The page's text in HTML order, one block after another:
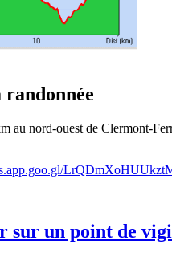
randonnée
au nord-ouest de Clermont-
sur un point de